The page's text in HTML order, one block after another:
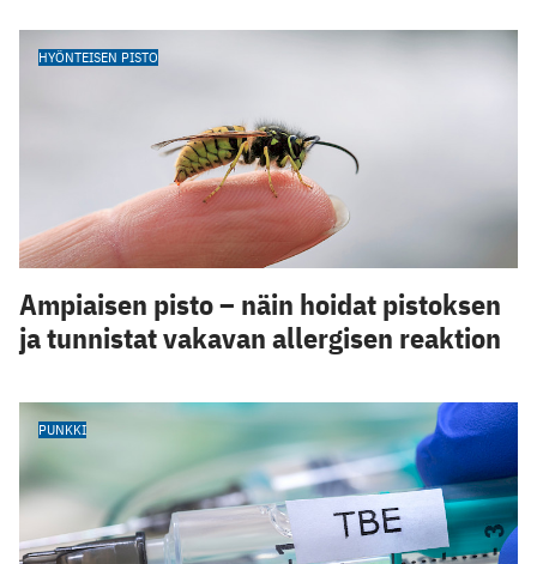
HYÖNTEISEN PISTO
Ampiaisen pisto – näin hoidat pistoksen
ja tunnistat vakavan allergisen reaktion
PUNKKI